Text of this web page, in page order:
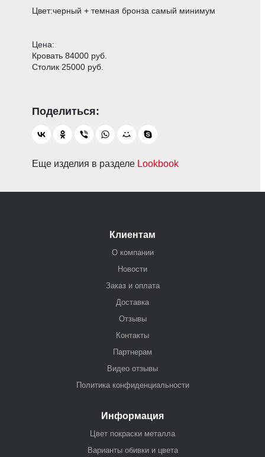
Цвет:черный + темная бронза самый минимум
Цена:
Кровать 84000 руб.
Столик 25000 руб.
Еще изделия в разделе Lookbook
Клиентам
О компании
Новости
Заказ и оплата
Доставка
Отзывы
Контакты
Партнерам
Видео отзывы
Политика конфиденциальности
Информация
Цвет покраски металла
Варианты обивки и цвета